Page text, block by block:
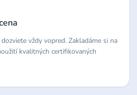
vždy vopred. Zakladáme si na
kvalitných certifikovaných